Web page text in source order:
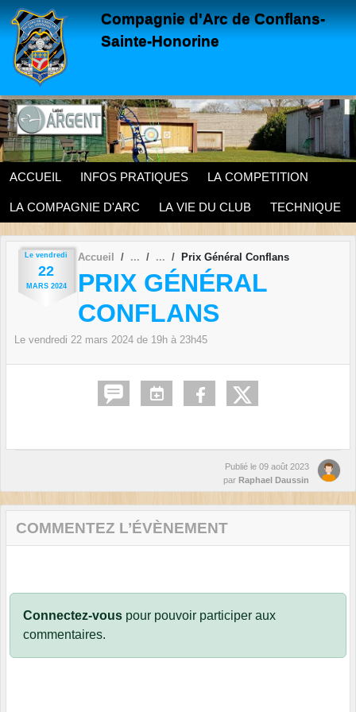
Compagnie d'Arc de Conflans-
Sainte-Honorine
ACCUEIL INFOS PRATIQUES LA COMPETITION
LA COMPAGNIE D'ARC LA VIE DU CLUB TECHNIQUE
Le vendredi
22
MARS 2024
Accueil Prix Général Conflans
PRIX GÉNÉRAL
CONFLANS
Le vendredi 22 mars 2024 de 19h à 23h45
Publié le 09 août 2023
par Raphael Daussin
COMMENTEZ L’ÉVÈNEMENT
Connectez-vous pour pouvoir participer aux
commentaires.
Panneau de gestion des cookies